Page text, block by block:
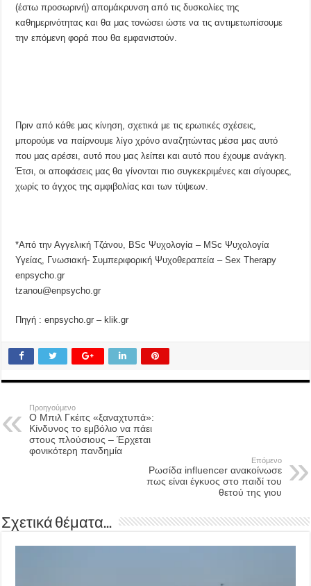
(έστω προσωρινή) απομάκρυνση από τις δυσκολίες της
καθημερινότητας και θα μας τονώσει ώστε να τις αντιμετωπίσουμε
την επόμενη φορά που θα εμφανιστούν.
Πριν από κάθε μας κίνηση, σχετικά με τις ερωτικές σχέσεις,
μπορούμε να παίρνουμε λίγο χρόνο αναζητώντας μέσα μας αυτό
που μας αρέσει, αυτό που μας λείπει και αυτό που έχουμε ανάγκη.
Έτσι, οι αποφάσεις μας θα γίνονται πιο συγκεκριμένες και σίγουρες,
χωρίς το άγχος της αμφιβολίας και των τύψεων.
*Από την Αγγελική Τζάνου, BSc Ψυχολογία – MSc Ψυχολογία
Υγείας, Γνωσιακή- Συμπεριφορική Ψυχοθεραπεία – Sex Therapy
enpsycho.gr
tzanou@enpsycho.gr
Πηγή : enpsycho.gr – klik.gr
Προηγούμενο
Ο Μπιλ Γκέιτς «ξαναχτυπά»:
Κίνδυνος το εμβόλιο να πάει
στους πλούσιους – Έρχεται
φονικότερη πανδημία
Επόμενο
Ρωσίδα influencer ανακοίνωσε
πως είναι έγκυος στο παιδί του
θετού της γιου
Σχετικά θέματα...